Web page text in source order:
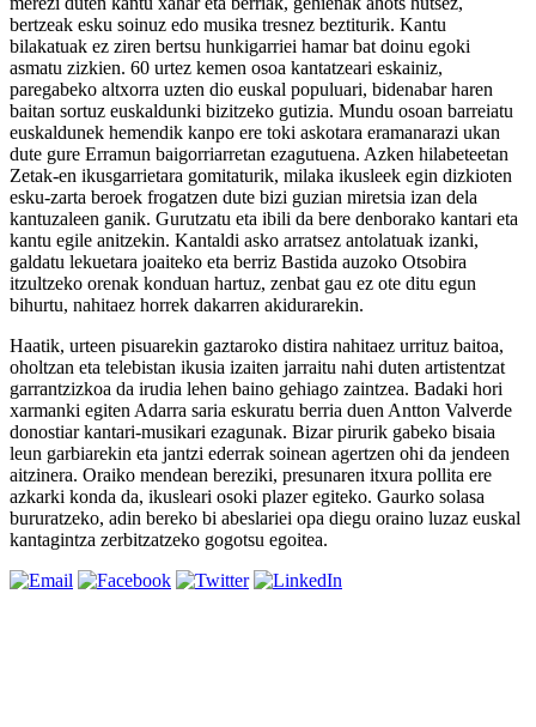
bertzeak esku soinuz edo musika tresnez beztiturik. Kantu
bilakatuak ez ziren bertsu hunkigarriei hamar bat doinu egoki
asmatu zizkien. 60 urtez kemen osoa kantatzeari eskainiz,
paregabeko altxorra uzten dio euskal populuari, bidenabar haren
baitan sortuz euskaldunki bizitzeko gutizia. Mundu osoan barreiatu
euskaldunek hemendik kanpo ere toki askotara eramanarazi ukan
dute gure Erramun baigorriarretan ezagutuena. Azken hilabeteetan
Zetak-en ikusgarrietara gomitaturik, milaka ikusleek egin dizkioten
esku-zarta beroek frogatzen dute bizi guzian miretsia izan dela
kantuzaleen ganik. Gurutzatu eta ibili da bere denborako kantari eta
kantu egile anitzekin. Kantaldi asko arratsez antolatuak izanki,
galdatu lekuetara joaiteko eta berriz Bastida auzoko Otsobira
itzultzeko orenak konduan hartuz, zenbat gau ez ote ditu egun
bihurtu, nahitaez horrek dakarren akidurarekin.
Haatik, urteen pisuarekin gaztaroko distira nahitaez urrituz baitoa,
oholtzan eta telebistan ikusia izaiten jarraitu nahi duten artistentzat
garrantzizkoa da irudia lehen baino gehiago zaintzea. Badaki hori
xarmanki egiten Adarra saria eskuratu berria duen Antton Valverde
donostiar kantari-musikari ezagunak. Bizar pirurik gabeko bisaia
leun garbiarekin eta jantzi ederrak soinean agertzen ohi da jendeen
aitzinera. Oraiko mendean bereziki, presunaren itxura pollita ere
azkarki konda da, ikusleari osoki plazer egiteko. Gaurko solasa
bururatzeko, adin bereko bi abeslariei opa diegu oraino luzaz euskal
kantagintza zerbitzatzeko gogotsu egoitea.